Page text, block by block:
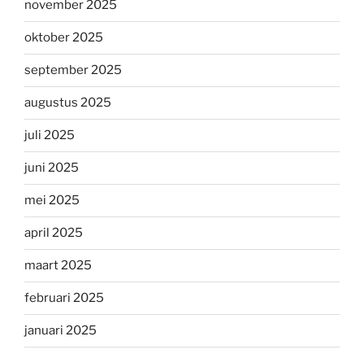
november 2025
oktober 2025
september 2025
augustus 2025
juli 2025
juni 2025
mei 2025
april 2025
maart 2025
februari 2025
januari 2025